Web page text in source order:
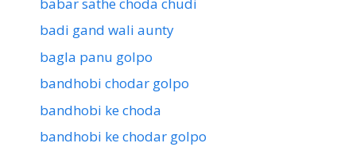
badi gand wali aunty
bagla panu golpo
bandhobi chodar golpo
bandhobi ke choda
bandhobi ke chodar golpo